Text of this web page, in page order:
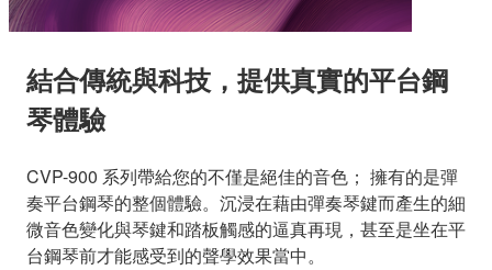
結合傳統與科技，提供真實的平台鋼
琴體驗
CVP-900 系列帶給您的不僅是絕佳的音色； 擁有的是彈
奏平台鋼琴的整個體驗。沉浸在藉由彈奏琴鍵而產生的細
微音色變化與琴鍵和踏板觸感的逼真再現，甚至是坐在平
台鋼琴前才能感受到的聲學效果當中。